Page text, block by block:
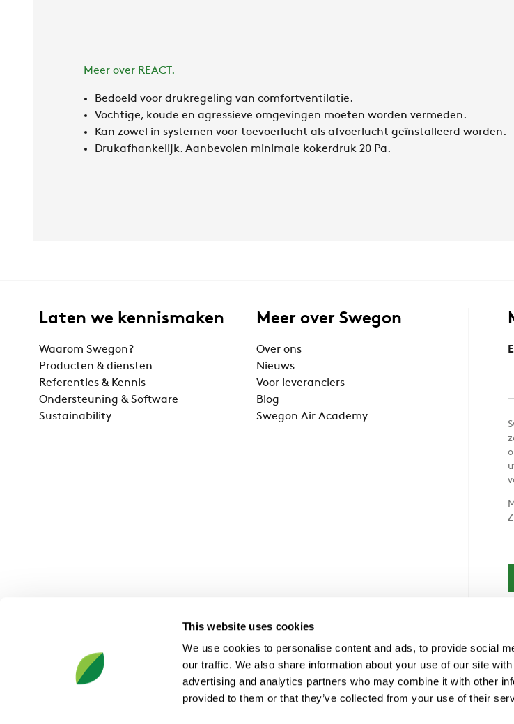
This website uses cookies
We use cookies to personalise content and ads, to provide social
our traffic. We also share information about your use of our site
advertising and analytics partners who may combine it with other
provided to them or that they’ve collected from your use of their
Meer over REACT.
Bedoeld voor drukregeling van comfortventilatie.
Vochtige, koude en agressieve omgevingen moeten worden vermeden.
Kan zowel in systemen voor toevoerlucht als afvoerlucht geïnstalleerd worden.
Drukafhankelijk. Aanbevolen minimale kokerdruk 20 Pa.
Laten we kennismaken
Waarom Swegon?
Producten & diensten
Referenties & Kennis
Ondersteuning & Software
Sustainability
Meer over Swegon
Over ons
Nieuws
Voor leveranciers
Blog
Swegon Air Academy